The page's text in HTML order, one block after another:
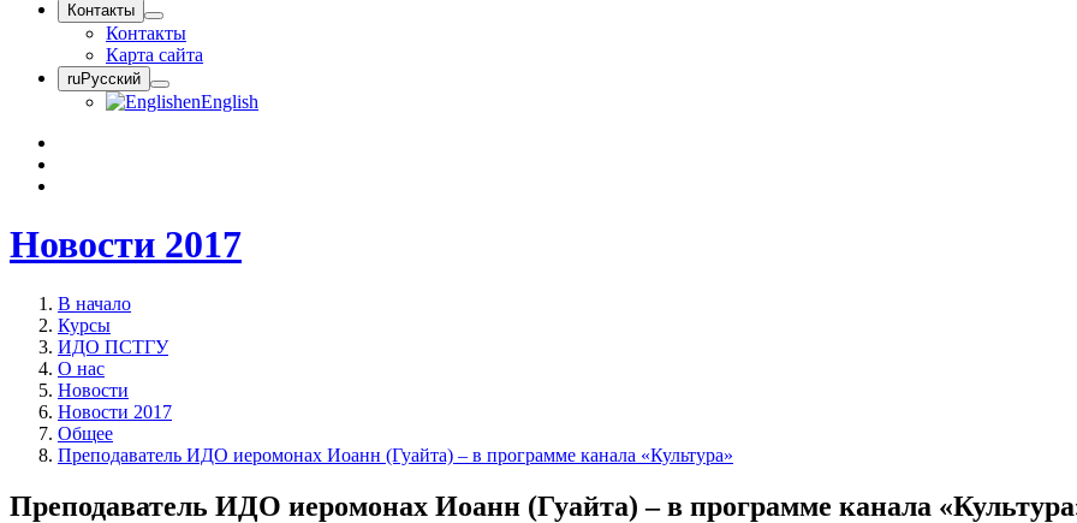
Контакты
Контакты
Карта сайта
ruРусский
enEnglish
Новости 2017
В начало
Курсы
ИДО ПСТГУ
О нас
Новости
Новости 2017
Общее
Преподаватель ИДО иеромонах Иоанн (Гуайта) – в программе канала «Культура»
Преподаватель ИДО иеромонах Иоанн (Гуайта) – в программе канала